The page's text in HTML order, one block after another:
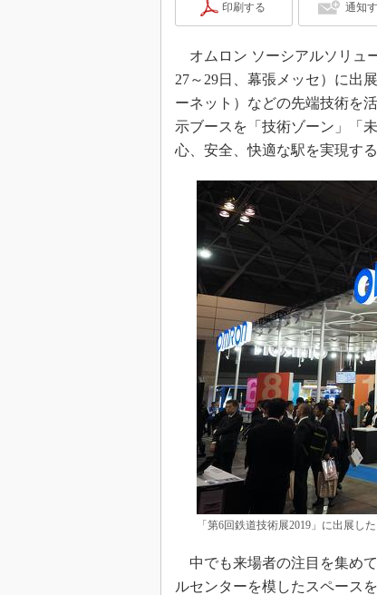
印刷する 通知
オムロン ソーシアルソリュ
27～29日、幕張メッセ）に出
ーネット）などの先端技術を
示ブースを「技術ゾーン」「
心、安全、快適な駅を実現す
「第6回鉄道技術展2019」に出展し
中でも来場者の注目を集め
ルセンターを模したスペース